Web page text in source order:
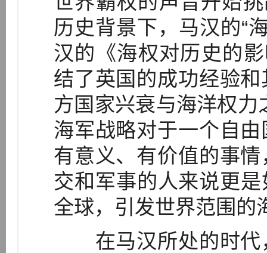
历史背景下，马汉的“
汉的《海权对历史的
结了英国的成功经验
方国家兴衰与海洋权力
海军战略对于一个自
有意义、有价值的事
交和军事的人来说更
全球，引发世界范围的
在马汉所处的时代